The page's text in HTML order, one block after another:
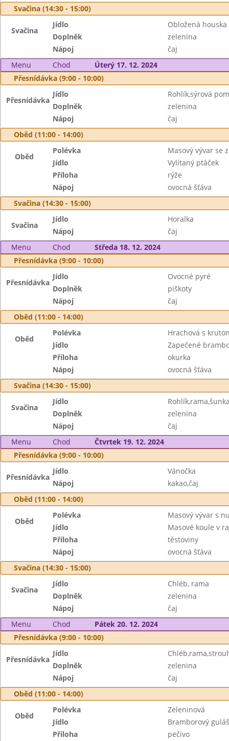
Svačina (14:30 - 15:00)
Svačina
Jídlo
Obložená houska
Doplněk
zelenina
Nápoj
čaj
Menu
Chod
Úterý 17. 12. 2024
Přesnídávka (9:00 - 10:00)
Přesnídávka
Jídlo
Rohlík,sýrová
Doplněk
zelenina
Nápoj
čaj
Oběd (11:00 - 14:00)
Oběd
Polévka
Masový vývar se
Jídlo
Vylítaný ptáček
Příloha
rýže
Nápoj
ovocná šťáva
Svačina (14:30 - 15:00)
Svačina
Jídlo
Horalka
Nápoj
čaj
Menu
Chod
Středa 18. 12. 2024
Přesnídávka (9:00 - 10:00)
Přesnídávka
Jídlo
Ovocné pyré
Doplněk
piškoty
Nápoj
čaj
Oběd (11:00 - 14:00)
Oběd
Polévka
Hrachová s
Jídlo
Zapečené
Příloha
okurka
Nápoj
ovocná šťáva
Svačina (14:30 - 15:00)
Svačina
Jídlo
Doplněk
zelenina
Nápoj
čaj
Menu
Chod
Čtvrtek 19. 12. 2024
Přesnídávka (9:00 - 10:00)
Přesnídávka
Jídlo
Vánočka
Nápoj
kakao,čaj
Oběd (11:00 - 14:00)
Oběd
Polévka
Masový vývar s
Jídlo
Masové koule v
Příloha
těstoviny
Nápoj
ovocná šťáva
Svačina (14:30 - 15:00)
Svačina
Jídlo
Chléb, rama
Doplněk
zelenina
Nápoj
čaj
Menu
Chod
Pátek 20. 12. 2024
Přesnídávka (9:00 - 10:00)
Přesnídávka
Jídlo
Doplněk
zelenina
Nápoj
čaj
Oběd (11:00 - 14:00)
Oběd
Polévka
Zeleninová
Jídlo
Bramborový
Příloha
pečivo